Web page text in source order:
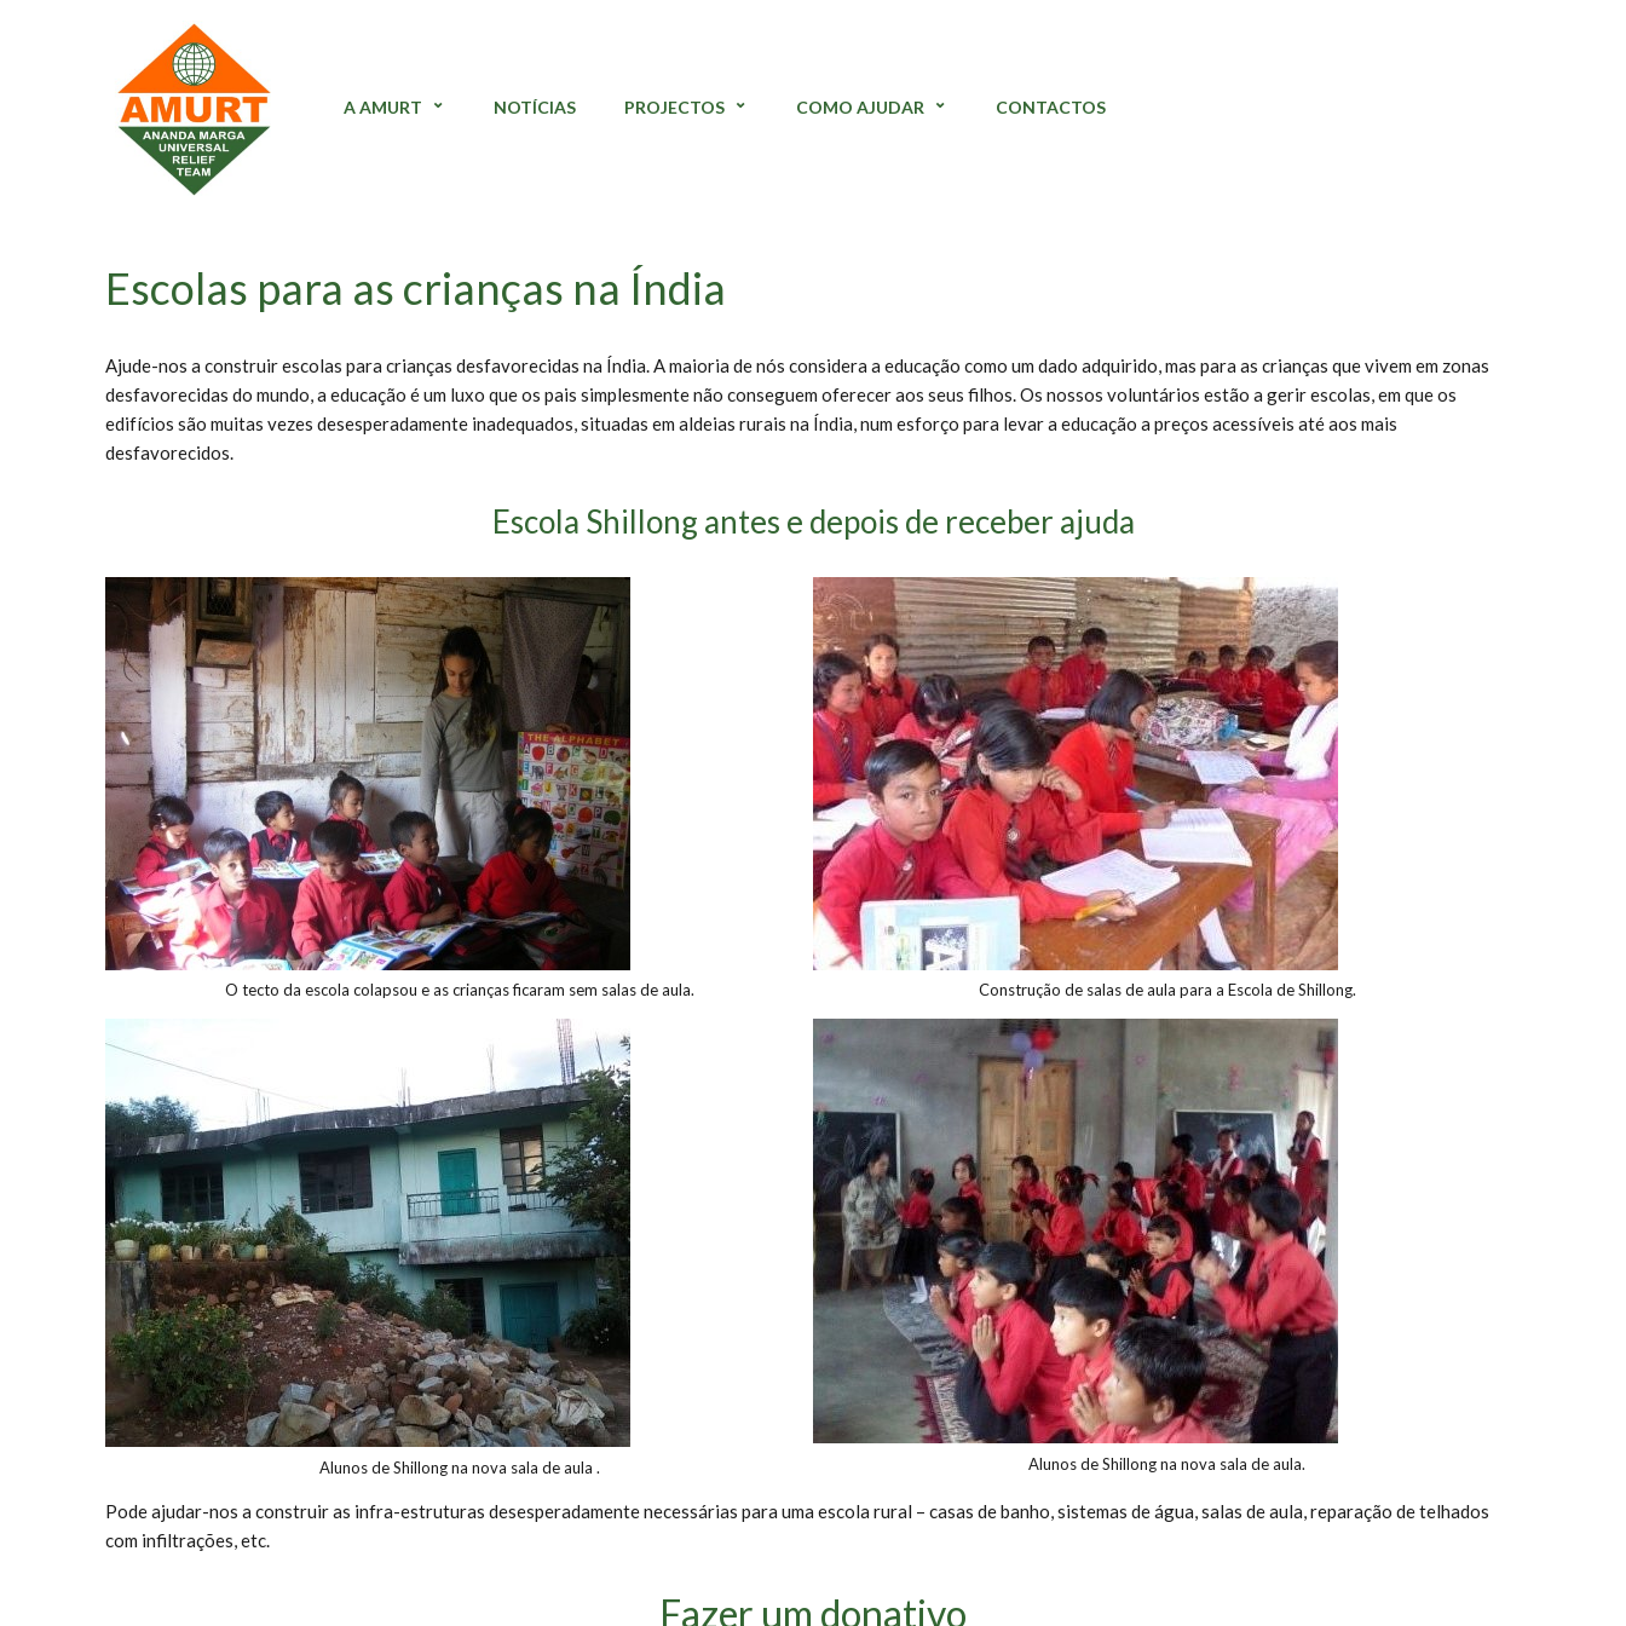
A AMURT NOTÍCIAS PROJECTOS COMO AJUDAR CONTACTOS
Escolas para as crianças na Índia
Ajude-nos a construir escolas para crianças desfavorecidas na Índia. A maioria de nós considera a educação como um dado adquirido, mas para as crianças que vivem em zonas
desfavorecidas do mundo, a educação é um luxo que os pais simplesmente não conseguem oferecer aos seus filhos. Os nossos voluntários estão a gerir escolas, em que os
edifícios são muitas vezes desesperadamente inadequados, situadas em aldeias rurais na Índia, num esforço para levar a educação a preços acessíveis até aos mais
desfavorecidos.
Escola Shillong antes e depois de receber ajuda
O tecto da escola colapsou e as crianças ficaram sem salas de aula. Construção de salas de aula para a Escola de Shillong.
Alunos de Shillong na nova sala de aula . Alunos de Shillong na nova sala de aula.
Pode ajudar-nos a construir as infra-estruturas desesperadamente necessárias para uma escola rural – casas de banho, sistemas de água, salas de aula, reparação de telhados
com infiltrações, etc.
Fazer um donativo